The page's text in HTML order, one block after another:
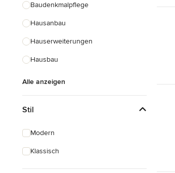
Baudenkmalpflege
Hausanbau
Hauserweiterungen
Hausbau
Alle anzeigen
Stil
Modern
Klassisch